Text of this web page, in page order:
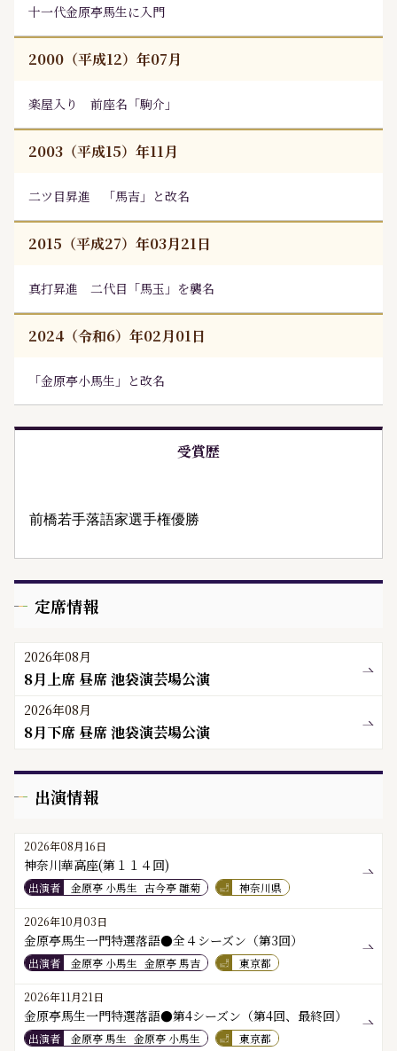
十一代金原亭馬生に入門
2000（平成12）年07月
楽屋入り 前座名「駒介」
2003（平成15）年11月
二ツ目昇進 「馬吉」と改名
2015（平成27）年03月21日
真打昇進 二代目「馬玉」を襲名
2024（令和6）年02月01日
「金原亭小馬生」と改名
受賞歴
前橋若手落語家選手権優勝
定席情報
2026年08月
8月上席 昼席 池袋演芸場公演
2026年08月
8月下席 昼席 池袋演芸場公演
出演情報
2026年08月16日
神奈川華高座(第１１４回)
出演者 金原亭 小馬生 古今亭 雛菊 神奈川県
2026年10月03日
金原亭馬生一門特選落語●全４シーズン（第3回）
出演者 金原亭 小馬生 金原亭 馬吉 東京都
2026年11月21日
金原亭馬生一門特選落語●第4シーズン（第4回、最終回）
出演者 金原亭 馬生 金原亭 小馬生 東京都